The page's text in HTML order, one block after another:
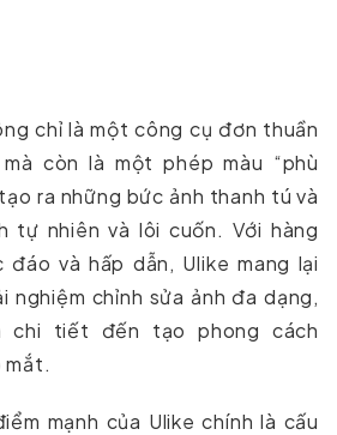
chỉ là một công cụ đơn thuần
còn là một phép màu “phù
ra những bức ảnh thanh tú và
tự nhiên và lôi cuốn. Với hàng
và hấp dẫn, Ulike mang lại
nghiệm chỉnh sửa ảnh đa dạng,
chi tiết đến tạo phong cách
mắt.
mạnh của Ulike chính là cấu